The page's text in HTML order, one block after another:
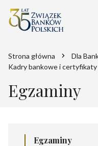
Strona główna
Dla
Kadry bankowe i certyfikaty
Egzaminy
Egzaminy